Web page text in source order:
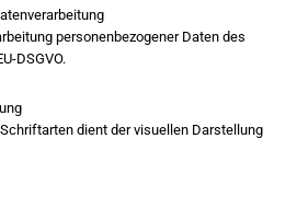
personenbezogener Daten des
DSGVO.
dient der visuellen Darstellung